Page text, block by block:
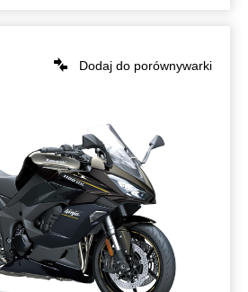
Dodaj do porównywarki